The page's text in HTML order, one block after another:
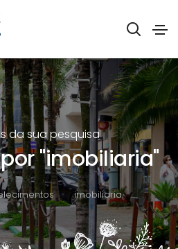
da sua pesquisa
"imobiliaria"
imobiliaria